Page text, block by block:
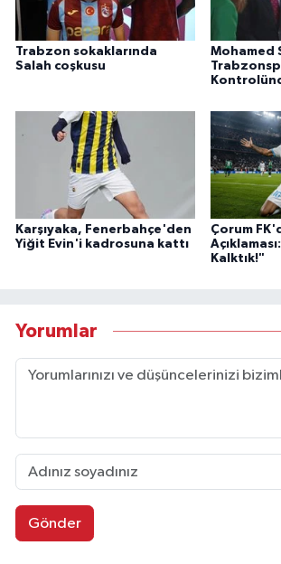
Trabzon sokaklarında
Salah coşkusu
Mohamed
Karşıyaka, Fenerbahçe'den
Yiğit Evin'i kadrosuna kattı
Çorum
Kalktık!"
Yorumlar
Gönder